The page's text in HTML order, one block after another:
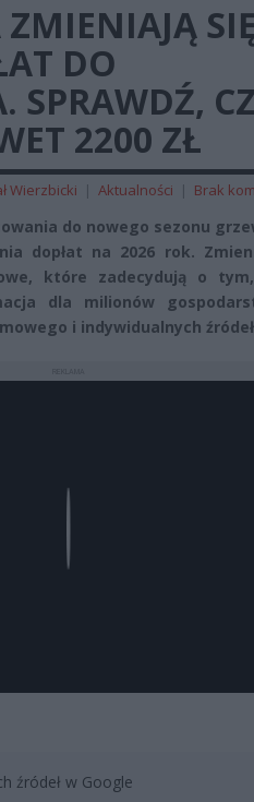
SIĘ
DO
SPRAWDŹ,
2200 ZŁ
Wierzbicki | Aktualności | Brak
do nowego sezonu
dopłat na 2026 rok.
które zadecydują o
dla milionów
i indywidualnych
źródeł w Google